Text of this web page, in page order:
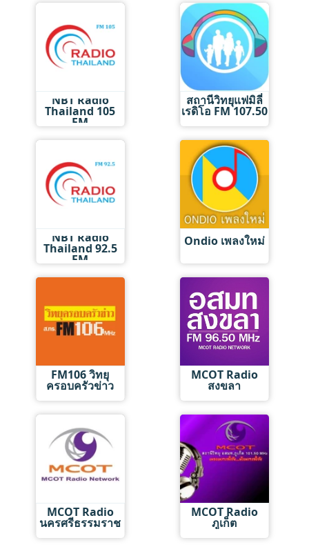
NBT Radio
Thailand 105
FM
สถานีวิทยุแฟมิลี่
เรดิโอ FM 107.50
NBT Radio
Thailand 92.5
FM
Ondio เพลงใหม่
FM106 วิทยุ
ครอบครัวข่าว
MCOT Radio
สงขลา
MCOT Radio
นครศรีธรรมราช
MCOT Radio
ภูเก็ต